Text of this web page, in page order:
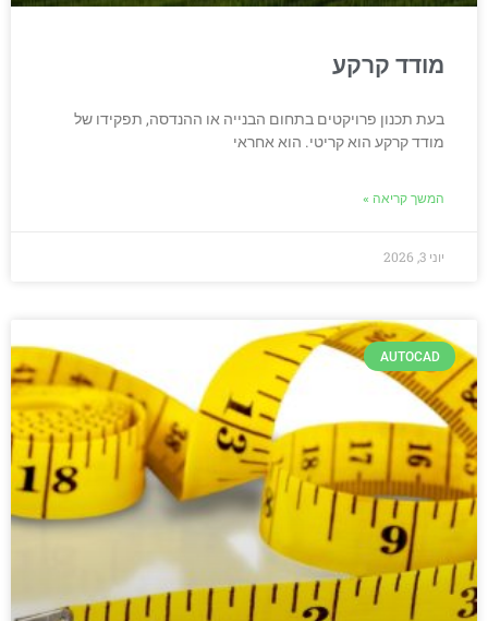
מודד קרקע
בעת תכנון פרויקטים בתחום הבנייה או ההנדסה, תפקידו של
מודד קרקע הוא קריטי. הוא אחראי
המשך קריאה »
יוני 3, 2026
AUTOCAD